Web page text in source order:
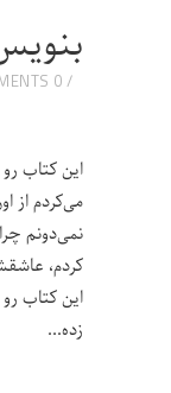
0 COMMENTS
این کتاب
می‌کردم از
نمی‌دونم
کردم،
این کتاب
زده